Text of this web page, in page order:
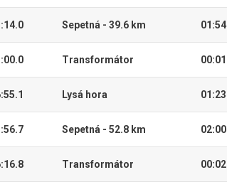
Sepetná - 39.6 km
Transformátor
Lysá hora
Sepetná - 52.8 km
Transformátor